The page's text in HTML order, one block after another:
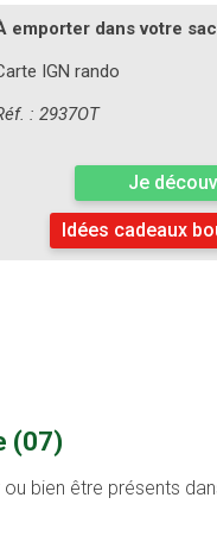
emporter dans votre
IGN rando
: 2937OT
Je
Idées cadeaux
(07)
bien être présents